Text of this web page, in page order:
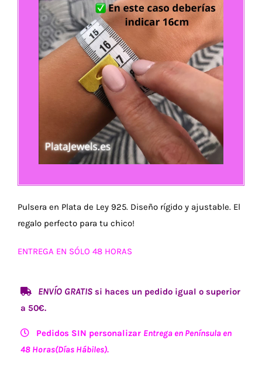
Pulsera en Plata de Ley 925. Diseño rígido y ajustable. El
regalo perfecto para tu chico!
ENTREGA EN SÓLO 48 HORAS
ENVÍO GRATIS si haces un pedido igual o superior
a 50€.
Pedidos SIN personalizar Entrega en Península en
48 Horas(Días Hábiles).